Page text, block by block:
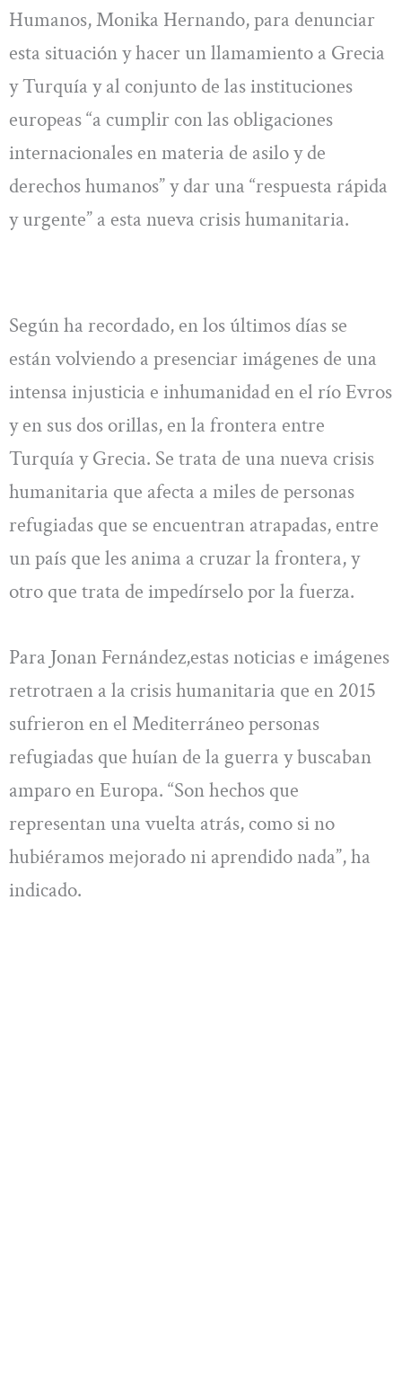
Humanos, Monika Hernando, para denunciar
esta situación y hacer un llamamiento a Grecia
y Turquía y al conjunto de las instituciones
europeas “a cumplir con las obligaciones
internacionales en materia de asilo y de
derechos humanos” y dar una “respuesta rápida
y urgente” a esta nueva crisis humanitaria.
Según ha recordado, en los últimos días se
están volviendo a presenciar imágenes de una
intensa injusticia e inhumanidad en el río Evros
y en sus dos orillas, en la frontera entre
Turquía y Grecia. Se trata de una nueva crisis
humanitaria que afecta a miles de personas
refugiadas que se encuentran atrapadas, entre
un país que les anima a cruzar la frontera, y
otro que trata de impedírselo por la fuerza.
Para Jonan Fernández,estas noticias e imágenes
retrotraen a la crisis humanitaria que en 2015
sufrieron en el Mediterráneo personas
refugiadas que huían de la guerra y buscaban
amparo en Europa. “Son hechos que
representan una vuelta atrás, como si no
hubiéramos mejorado ni aprendido nada”, ha
indicado.